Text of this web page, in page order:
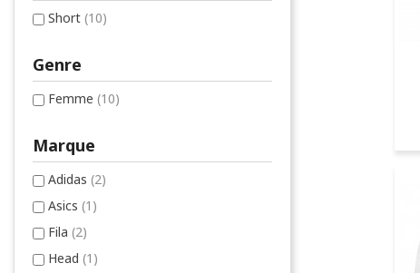
Short (10)
Genre
Femme (10)
Marque
Adidas (2)
Asics (1)
Fila (2)
Head (1)